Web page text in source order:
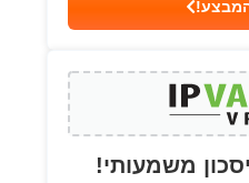
משמעותי!